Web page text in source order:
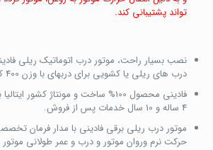
تواند پشتیبانی کند.
نصب بسیار راحت، موتور درب اتوماتیک ریلی
درب های ریلی یا کشویی برای دربهای با وزن 400 کیلوگرم.
فادینی محصول 100% ساخت و مونتاژ کشور
4 ساله و 10 سال خدمات پس از فروش.
موتور درب ریلی برقی فادینی با مدار فرمان
حرکت نرم وروان موتور و درب و عمر طولانی موتور